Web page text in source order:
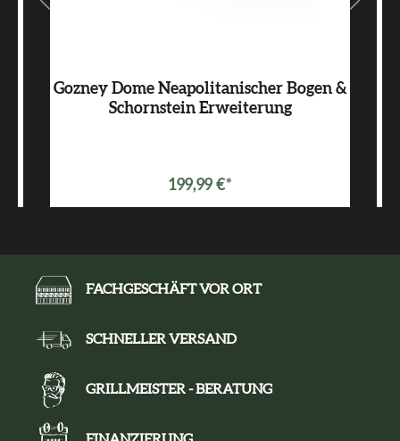
Gozney Dome Neapolitanischer Bogen &
Schornstein Erweiterung
199,99 €*
FACHGESCHÄFT VOR ORT
SCHNELLER VERSAND
GRILLMEISTER - BERATUNG